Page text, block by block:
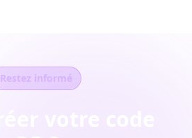
Restez informé